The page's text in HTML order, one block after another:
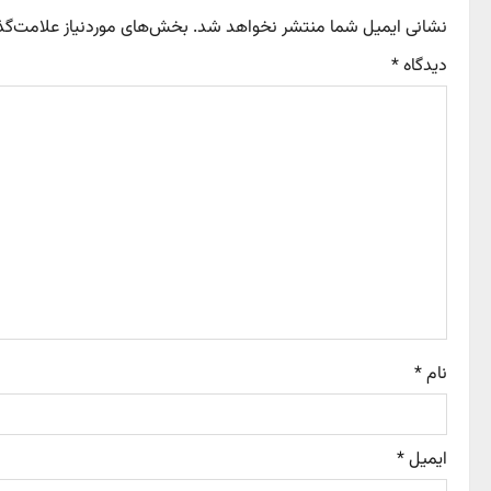
n
a
i
o
n
نشانی ایمیل شما منتشر نخواهد شد. بخش‌های موردنیاز
دیدگاه*
نام*
ایمیل*